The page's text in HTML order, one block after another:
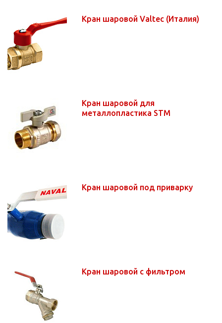
Кран шаровой Valtec (Италия)
Кран шаровой для
металлопластика STM
Кран шаровой под приварку
Кран шаровой с фильтром